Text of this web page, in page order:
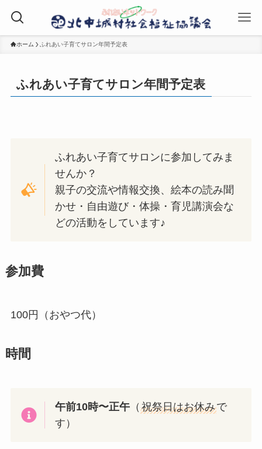
ホーム ふれあい子育てサロン年間予定表
ふれあい子育てサロン年間予定表
ふれあい子育てサロンに参加してみま
せんか？
親子の交流や情報交換、絵本の読み聞
かせ・自由遊び・体操・育児講演会な
どの活動をしています♪
参加費
100円（おやつ代）
時間
午前10時〜正午 （祝祭日はお休みで
す）